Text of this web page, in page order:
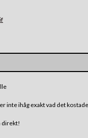
inte ihåg exakt vad det
direkt!